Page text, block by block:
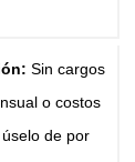
Sin cargos
o costos
de por